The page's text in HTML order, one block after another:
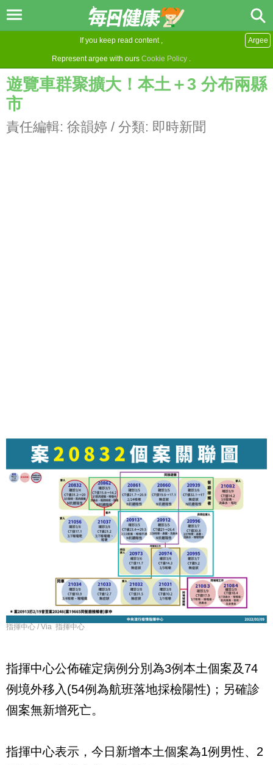
If you keep read content ,
Represent argee with ours Cookie Policy .
Argee
遊覽車群聚擴大！本土＋3 分布兩縣
市
責任編輯: 徐韻婷 / 分類: 即時新聞
指揮中心 / Via 指揮中心
指揮中心公佈確定病例分別為3例本土個案及74
例境外移入(54例為航班落地採檢陽性)；另確診
個案無新增死亡。
指揮中心表示，今日新增本土個案為1例男性、2